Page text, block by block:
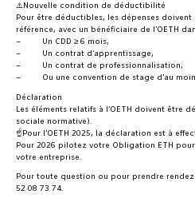
⚠️Nouvelle condition de déductibilité
Pour être déductibles, les dépenses doivent
référence, avec un bénéficiaire de l’OETH
– Un CDD ≥ 6 mois,
– Un contrat d’apprentissage,
– Un contrat de professionnalisation,
– Ou une convention de stage d’au
Déclaration
Les éléments relatifs à l’OETH doivent être
sociale normative).
☝️Pour l’OETH 2025, la déclaration est à
Pour 2026 pilotez votre Obligation ETH
votre entreprise.
Pour toute question ou pour prendre
52 08 73 74.